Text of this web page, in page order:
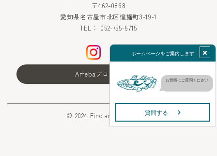
〒462-0868
愛知県名古屋市北区憧旛町3-19-1
TEL： 052-755-6715
Amebaブログはこちら
© 2024 Fine arts school C&I